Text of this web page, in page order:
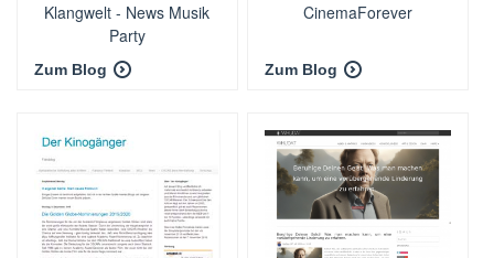
Klangwelt - News Musik
Party
Zum Blog
CinemaForever
Zum Blog